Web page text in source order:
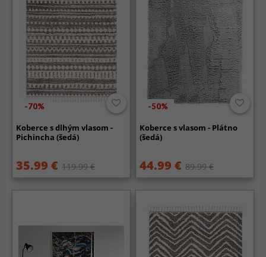
-70%
Koberce s dlhým vlasom -
Pichincha (šedá)
35.99 € 119.99 €
-50%
Koberce s vlasom - Plátno
(šedá)
44.99 € 89.99 €